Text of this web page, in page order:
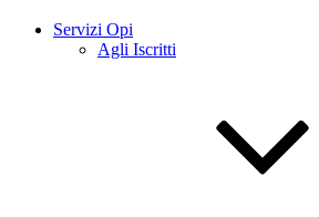
Servizi Opi
Agli Iscritti